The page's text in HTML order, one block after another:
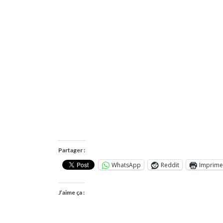
Partager :
WhatsApp Reddit
J’aime ça :